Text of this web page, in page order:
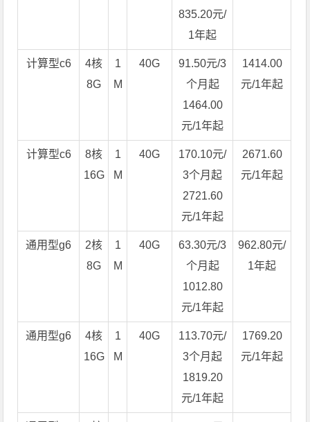
835.20元/
1年起
计算型c6
4核
8G
1
M
40G
91.50元/3
个月起
1464.00
元/1年起
1414.00
元/1年起
计算型c6
8核
16G
1
M
40G
170.10元/
3个月起
2721.60
元/1年起
2671.60
元/1年起
通用型g6
2核
8G
1
M
40G
63.30元/3
个月起
1012.80
元/1年起
962.80元/
1年起
通用型g6
4核
16G
1
M
40G
113.70元/
3个月起
1819.20
元/1年起
1769.20
元/1年起